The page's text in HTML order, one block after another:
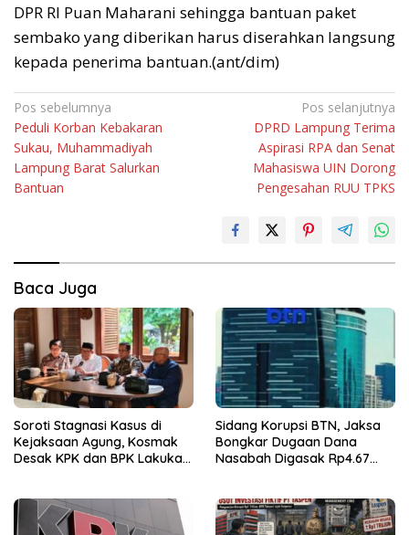
DPR RI Puan Maharani sehingga bantuan paket
sembako yang diberikan harus diserahkan langsung
kepada penerima bantuan.(ant/dim)
Navigasi
pos
Pos sebelumnya
Peduli Korban Kebakaran
Sukau, Muhammadiyah
Lampung Barat Salurkan
Bantuan
Pos selanjutnya
DPRD Lampung Terima
Aspirasi RPA dan Senat
Mahasiswa UIN Dorong
Pengesahan RUU TPKS
Baca Juga
Soroti Stagnasi Kasus di
Kejaksaan Agung, Kosmak
Desak KPK dan BPK Lakukan
Sidang Korupsi BTN, Jaksa
Bongkar Dugaan Dana
Nasabah Digasak Rp4.67